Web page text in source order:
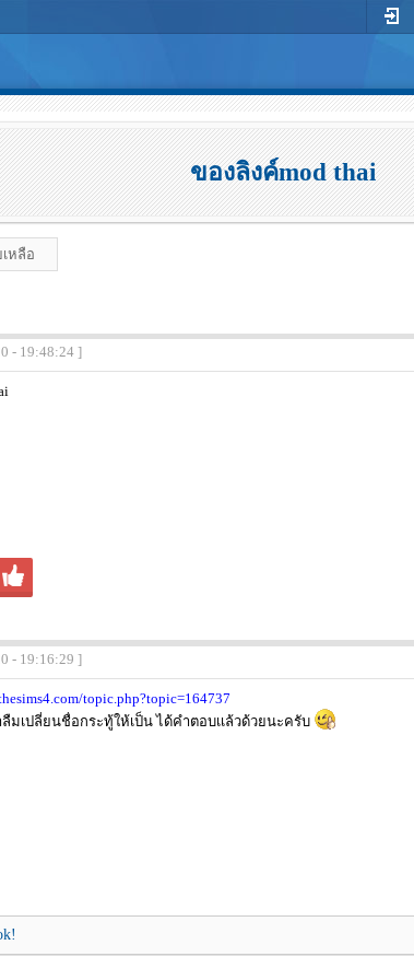
ของลิงค์mod thai
หลือ
- 19:48:24 ]
- 19:16:29 ]
topic.php?topic=164737
มเปลี่ยนชื่อกระทู้ให้เป็น ได้คำตอบเเล้วด้วยนะครับ